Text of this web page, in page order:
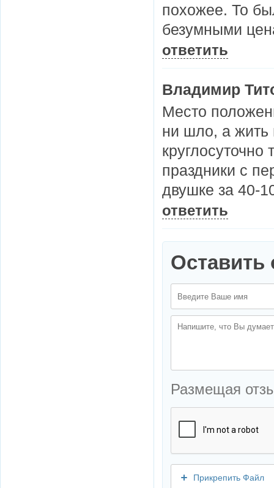
похожее. То
безумными
ответить
Владимир
Место
ни шло, а жить
праздники с
двушке за 40-
ответить
Оставить
Размещая
Прикрепить Файл